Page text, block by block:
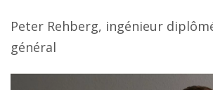
Peter Rehberg, ingénieur
général